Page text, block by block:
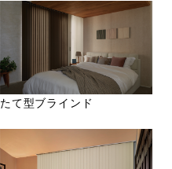
たて型ブラインド